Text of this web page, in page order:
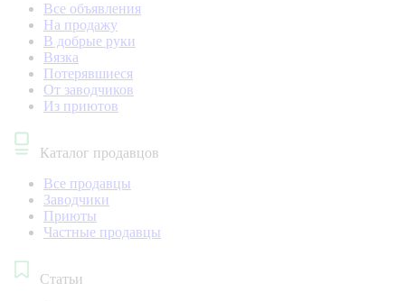
Все объявления
На продажу
В добрые руки
Вязка
Потерявшиеся
От заводчиков
Из приютов
Каталог продавцов
Все продавцы
Заводчики
Приюты
Частные продавцы
Статьи